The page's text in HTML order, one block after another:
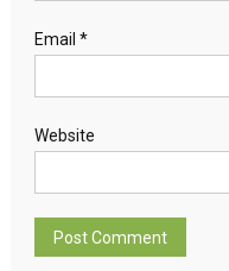
Email *
Website